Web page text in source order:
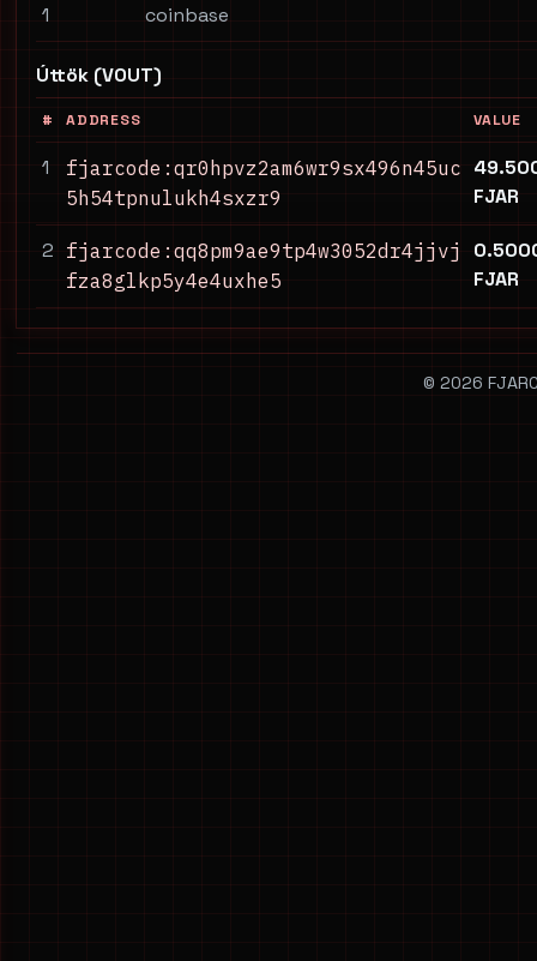
1 coinbase
Úttök (VOUT)
# ADDRESS VALUE
1
fjarcode:qr0hpvz2am6wr9sx496n45uc
5h54tpnulukh4sxzr9
FJAR
2 fjarcode:qq8pm9ae9tp4w3052dr4jjvj
fza8glkp5y4e4uxhe5
FJAR
© 2026